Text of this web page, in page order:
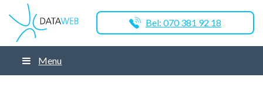
Bel: 070 381 92 18
Menu